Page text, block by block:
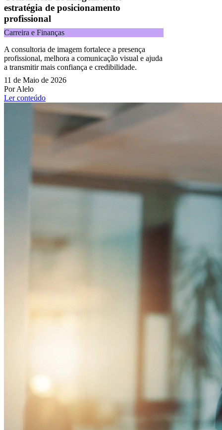
estratégia de posicionamento
profissional
Carreira e Finanças
A consultoria de imagem fortalece a presença
profissional, melhora a comunicação visual e ajuda
a transmitir mais confiança e credibilidade.
11 de Maio de 2026
Por Alelo
Ler conteúdo